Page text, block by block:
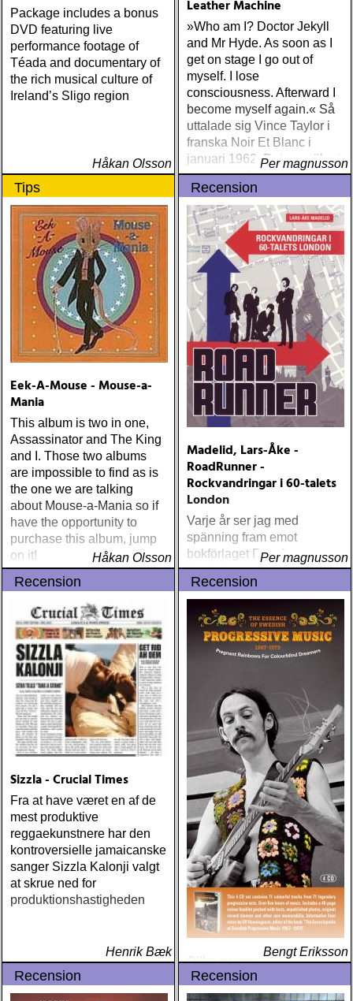
Package includes a bonus
DVD featuring live
performance footage of
Téada and documentary of
the rich musical culture of
Ireland’s Sligo region
Håkan Olsson
Leather Machine
»Who am I? Doctor Jekyll
and Mr Hyde. As soon as I
get on stage I go out of
myself. I lose
consciousness. Afterward I
become myself again.« Så
uttalade sig Vince Taylor i
franska Noir Et Blanc i
januari 1962. Det var säkert
sant, i alla fall så pass tidigt
i karriären
Per magnusson
Tips
Eek-A-Mouse - Mouse-a-
Mania
This album is two in one,
Assassinator and The King
and I. Those two albums
are impossible to find as is
the one we are talking
about Mouse-a-Mania so if
have the opportunity to
purchase this album, jump
on it!
Håkan Olsson
Recension
Madelid, Lars-Åke -
RoadRunner -
Rockvandringar i 60-talets
London
Varje år ser jag med
spänning fram emot
bokförlaget Premium
Publishing nya utgåvor.
Förlaget har koncentrerat
sig på att ge ut musikböcker
och förstått vikten av att
använda de verkliga
konnässörerna för
Per magnusson
Recension
Sizzla - Crucial Times
Fra at have været en af de
mest produktive
reggaekunstnere har den
kontroversielle jamaicanske
sanger Sizzla Kalonji valgt
at skrue ned for
produktionshastigheden
Henrik Bæk
Recension
Olika proggartister - The
Essence Of Swedish
Progressive Music 1967-
Bengt Eriksson
Recension Recension